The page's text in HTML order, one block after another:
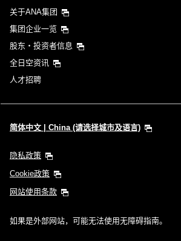
关于ANA集团
集团企业一览
股东・投资者信息
全日空资讯
人才招聘
简体中文 | China (请选择城市及语言)
隐私政策
Cookie政策
网站使用条款
如果是外部网站，可能无法使用无障碍指南。